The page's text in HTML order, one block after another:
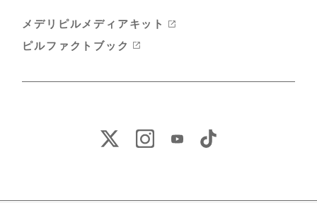
メデリピルメディアキット
ピルファクトブック